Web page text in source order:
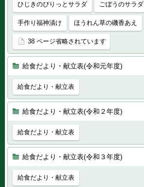
ひじきのぴりっとサラダ ごぼうのサラダ
手作り福神漬け ほうれん草の磯香あえ
38 ページ省略されています
給食だより・献立表(令和元年度)
給食だより・献立表
給食だより・献立表(令和２年度)
給食だより・献立表
給食だより・献立表(令和３年度)
給食だより・献立表